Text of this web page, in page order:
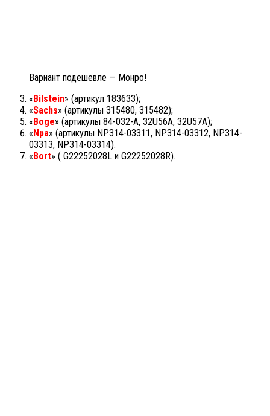
Вариант подешевле — Монро!
«Bilstein» (артикул 183633);
«Sachs» (артикулы 315480, 315482);
«Boge» (артикулы 84-032-A, 32U56A, 32U57A);
«Npa» (артикулы NP314-03311, NP314-03312, NP314-
03313, NP314-03314).
«Bort» ( G22252028L и G22252028R).